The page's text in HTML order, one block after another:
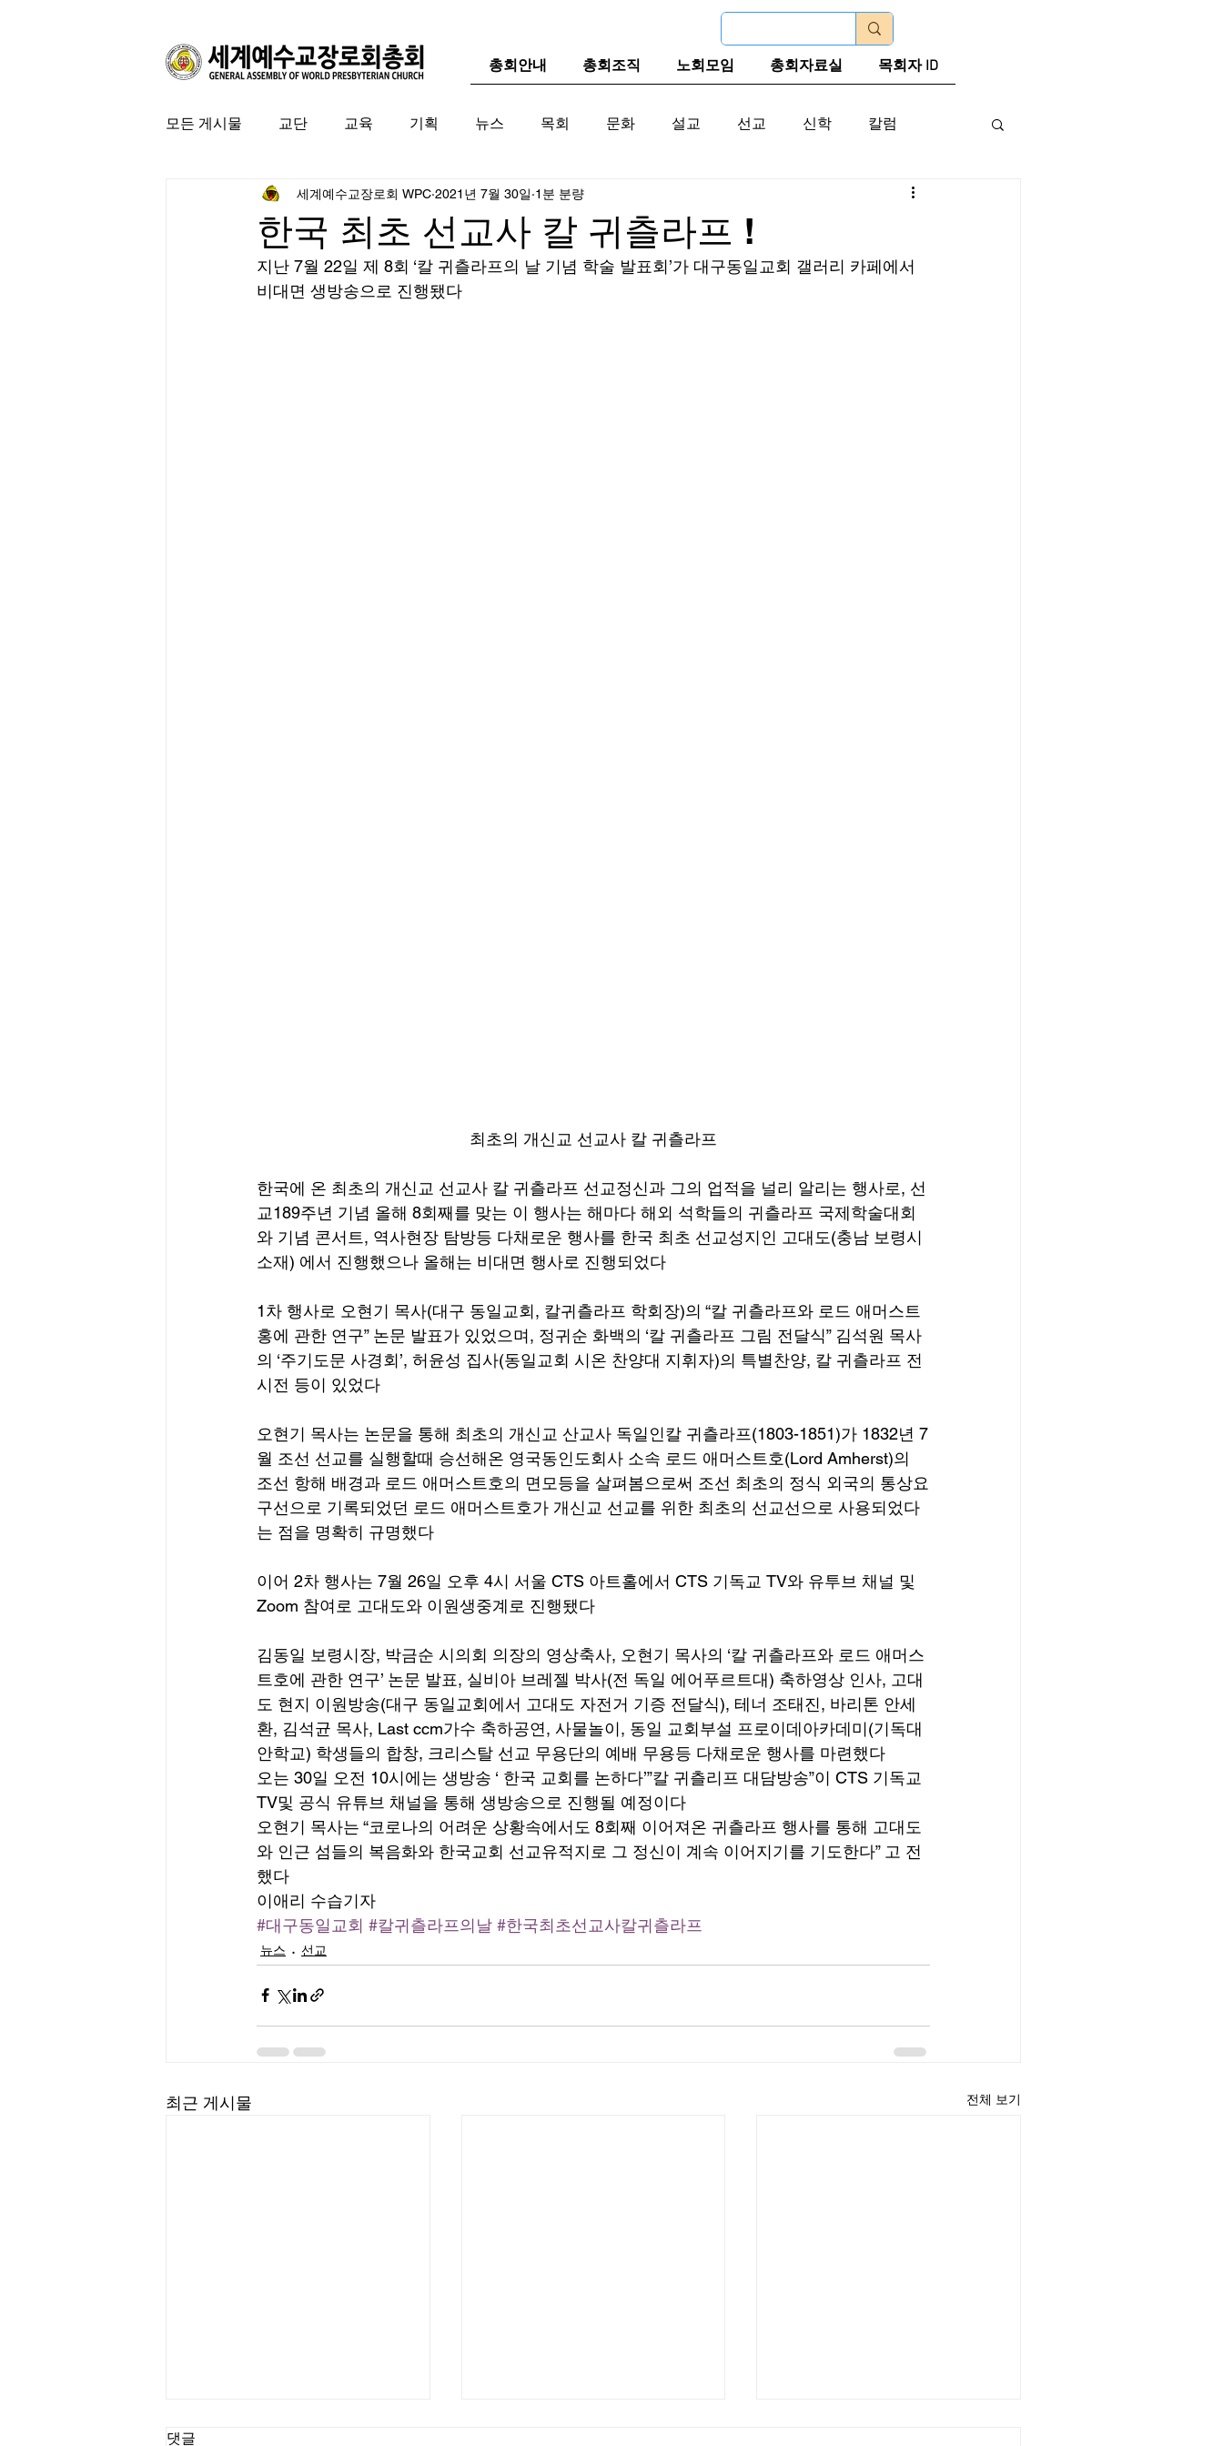
총회안내 총회조직 노회모임 총회자료실 목회자 ID
모든 게시물 교단 교육 기획 뉴스 목회 문화 설교 선교 신학 칼럼
특집 미국 교계 한국 교계 교단역사
한국 최초 선교사 칼 귀츨라프 !
세계예수교장로회 WPC 2021년 7월 30일 1분 분량
지난 7월 22일 제 8회 ‘칼 귀츨라프의 날 기념 학술 발표회’가 대구동일교회 갤러리 카페에서
비대면 생방송으로 진행됐다
최초의 개신교 선교사 칼 귀츨라프
한국에 온 최초의 개신교 선교사 칼 귀츨라프 선교정신과 그의 업적을 널리 알리는 행사로, 선
교189주년 기념 올해 8회째를 맞는 이 행사는 해마다 해외 석학들의 귀츨라프 국제학술대회
와 기념 콘서트, 역사현장 탐방등 다채로운 행사를 한국 최초 선교성지인 고대도(충남 보령시
소재) 에서 진행했으나 올해는 비대면 행사로 진행되었다
1차 행사로 오현기 목사(대구 동일교회, 칼귀츨라프 학회장)의 “칼 귀츨라프와 로드 애머스트
홍에 관한 연구” 논문 발표가 있었으며, 정귀순 화백의 ‘칼 귀츨라프 그림 전달식” 김석원 목사
의 ‘주기도문 사경회’, 허윤성 집사(동일교회 시온 찬양대 지휘자)의 특별찬양, 칼 귀츨라프 전
시전 등이 있었다
오현기 목사는 논문을 통해 최초의 개신교 산교사 독일인칼 귀츨라프(1803-1851)가 1832년 7
월 조선 선교를 실행할때 승선해온 영국동인도회사 소속 로드 애머스트호(Lord Amherst)의
조선 항해 배경과 로드 애머스트호의 면모등을 살펴봄으로써 조선 최초의 정식 외국의 통상요
구선으로 기록되었던 로드 애머스트호가 개신교 선교를 위한 최초의 선교선으로 사용되었다
는 점을 명확히 규명했다
이어 2차 행사는 7월 26일 오후 4시 서울 CTS 아트홀에서 CTS 기독교 TV와 유투브 채널 및
Zoom 참여로 고대도와 이원생중계로 진행됐다
김동일 보령시장, 박금순 시의회 의장의 영상축사, 오현기 목사의 ‘칼 귀츨라프와 로드 애머스
트호에 관한 연구’ 논문 발표, 실비아 브레젤 박사(전 독일 에어푸르트대) 축하영상 인사, 고대
도 현지 이원방송(대구 동일교회에서 고대도 자전거 기증 전달식), 테너 조태진, 바리톤 안세
환, 김석균 목사, Last ccm가수 축하공연, 사물놀이, 동일 교회부설 프로이데아카데미(기독대
안학교) 학생들의 합창, 크리스탈 선교 무용단의 예배 무용등 다채로운 행사를 마련했다
오는 30일 오전 10시에는 생방송 ‘ 한국 교회를 논하다’”칼 귀츨리프 대담방송”이 CTS 기독교
TV및 공식 유튜브 채널을 통해 생방송으로 진행될 예정이다
오현기 목사는 “코로나의 어려운 상황속에서도 8회째 이어져온 귀츨라프 행사를 통해 고대도
와 인근 섬들의 복음화와 한국교회 선교유적지로 그 정신이 계속 이어지기를 기도한다” 고 전
했다
이애리 수습기자
#대구동일교회 #칼귀츨라프의날 #한국최초선교사칼귀츨라프
뉴스 선교
최근 게시물 전체 보기
댓글